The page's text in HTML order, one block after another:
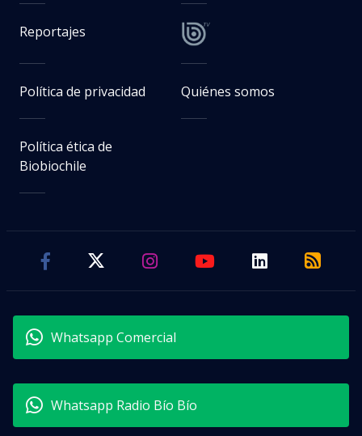
Reportajes
Política de privacidad Quiénes somos
Política ética de
Biobiochile
Whatsapp Comercial
Whatsapp Radio Bío Bío